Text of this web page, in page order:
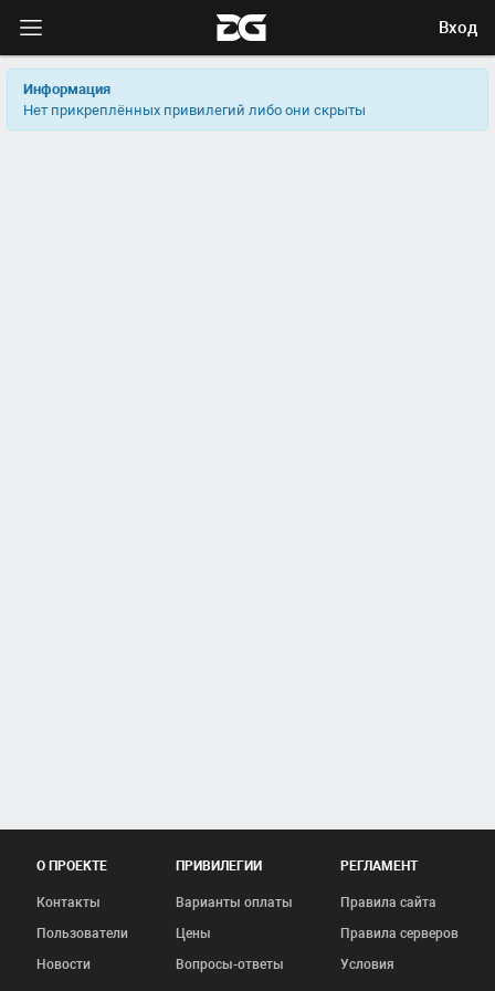
Вход
Информация
Нет прикреплённых привилегий либо они скрыты
О ПРОЕКТЕ
Контакты
Пользователи
Новости
ПРИВИЛЕГИИ
Варианты оплаты
Цены
Вопросы-ответы
РЕГЛАМЕНТ
Правила сайта
Правила серверов
Условия